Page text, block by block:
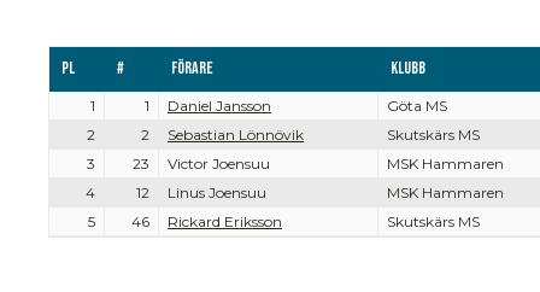
Pl # Förare Klubb
1 1 Daniel Jansson
Göta MS
2
2 Sebastian Lönnövik
Skutskärs MS
3
23 Victor Joensuu
MSK Hammaren
4
12 Linus Joensuu
MSK Hammaren
5
46 Rickard Eriksson Skutskärs MS